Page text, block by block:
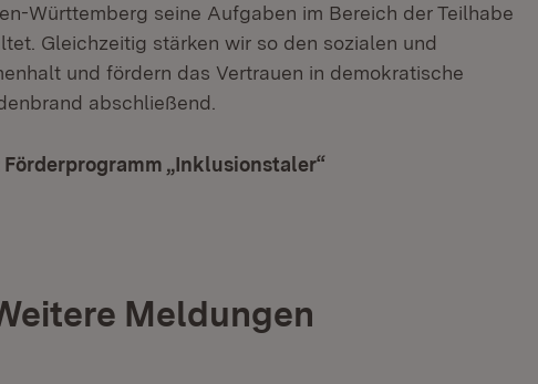
Württemberg seine Aufgaben im Bereich der Teilhabe
Gleichzeitig stärken wir so den sozialen und
und fördern das Vertrauen in demokratische
abschließend.
„Inklusionstaler“
Meldungen